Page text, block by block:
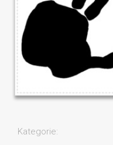
Kategorie: